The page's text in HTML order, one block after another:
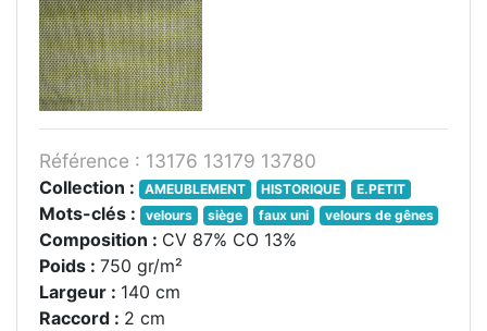
Référence : 13176 13179 13780
Collection : AMEUBLEMENT HISTORIQUE E.PETIT
Mots-clés : velours siège faux uni velours de gênes
Composition : CV 87% CO 13%
Poids : 750 gr/m²
Largeur : 140 cm
Raccord : 2 cm